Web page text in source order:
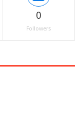
0
Followers